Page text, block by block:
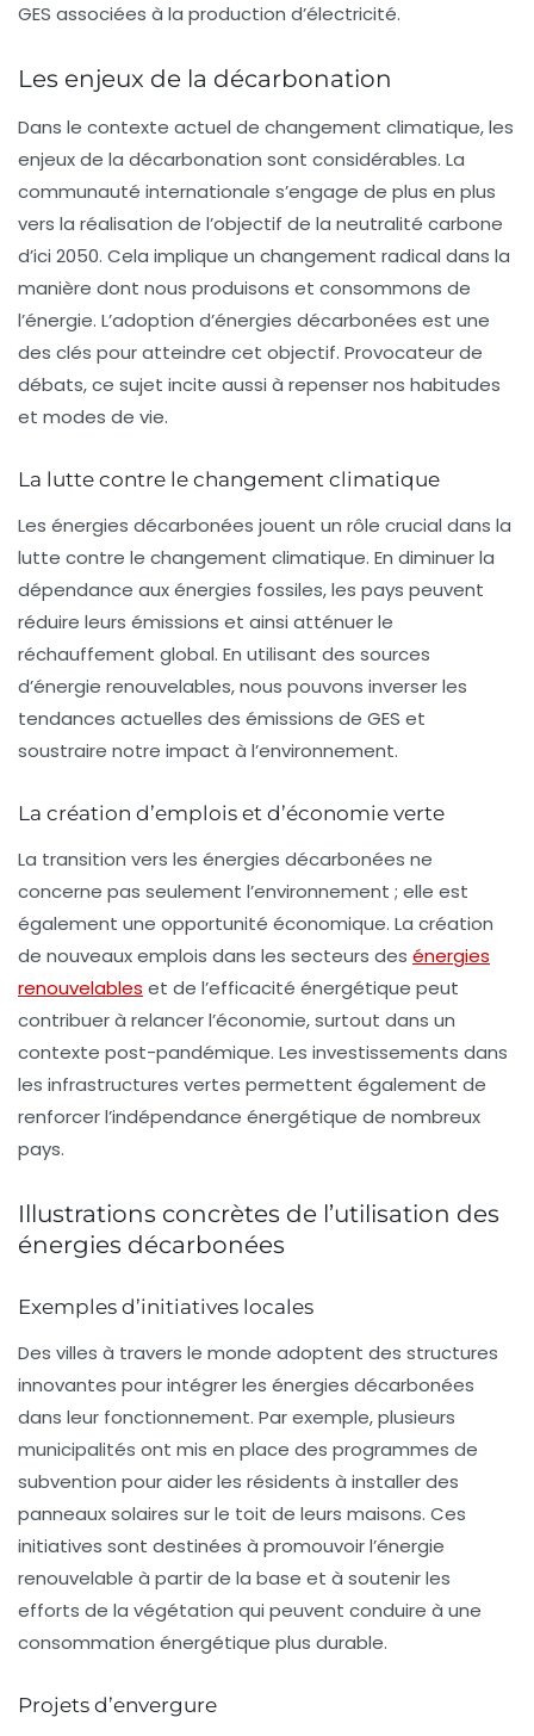
GES associées à la production d’électricité.
Les enjeux de la décarbonation
Dans le contexte actuel de changement climatique, les
enjeux de la décarbonation sont considérables. La
communauté internationale s’engage de plus en plus
vers la réalisation de l’objectif de la neutralité carbone
d’ici 2050. Cela implique un changement radical dans la
manière dont nous produisons et consommons de
l’énergie. L’adoption d’énergies décarbonées est une
des clés pour atteindre cet objectif. Provocateur de
débats, ce sujet incite aussi à repenser nos habitudes
et modes de vie.
La lutte contre le changement climatique
Les énergies décarbonées jouent un rôle crucial dans la
lutte contre le changement climatique. En diminuer la
dépendance aux énergies fossiles, les pays peuvent
réduire leurs émissions et ainsi atténuer le
réchauffement global. En utilisant des sources
d’énergie renouvelables, nous pouvons inverser les
tendances actuelles des émissions de GES et
soustraire notre impact à l’environnement.
La création d’emplois et d’économie verte
La transition vers les énergies décarbonées ne
concerne pas seulement l’environnement ; elle est
également une opportunité économique. La création
de nouveaux emplois dans les secteurs des énergies
renouvelables et de l’efficacité énergétique peut
contribuer à relancer l’économie, surtout dans un
contexte post-pandémique. Les investissements dans
les infrastructures vertes permettent également de
renforcer l’indépendance énergétique de nombreux
pays.
Illustrations concrètes de l’utilisation des
énergies décarbonées
Exemples d’initiatives locales
Des villes à travers le monde adoptent des structures
innovantes pour intégrer les énergies décarbonées
dans leur fonctionnement. Par exemple, plusieurs
municipalités ont mis en place des programmes de
subvention pour aider les résidents à installer des
panneaux solaires sur le toit de leurs maisons. Ces
initiatives sont destinées à promouvoir l’énergie
renouvelable à partir de la base et à soutenir les
efforts de la végétation qui peuvent conduire à une
consommation énergétique plus durable.
Projets d’envergure